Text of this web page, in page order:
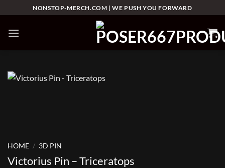
to
content
NONSTOP-MERCH.COM | WE PUSH YOU FORWARD
HOME / 3D PIN
Victorius Pin – Triceratops